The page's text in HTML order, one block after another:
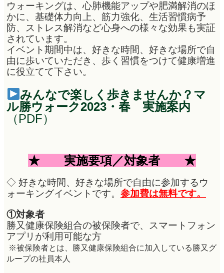
ウォーキングは、心肺機能アップや肥満解消のほ
かに、基礎体力向上、筋力強化、生活習慣病予
防、ストレス解消など心身への様々な効果も実証
されています。
イベント期間中は、好きな時間、好きな場所で自
由に歩いていただき、歩く習慣をつけて健康増進
に役立てて下さい。
みんなで楽しく歩きませんか？ マ
ル勝ウォーク2023・春 実施案内
（PDF）
★ 実施要項／対象者 ★
◇ 好きな時間、好きな場所で自由に参加するウ
ォーキングイベントです。 参加費は無料です。
①対象者
勝又健康保険組合の被保険者で、スマートフォン
アプリが利用可能な方
※被保険者とは、勝又健康保険組合に加入している勝又グ
ループの社員本人